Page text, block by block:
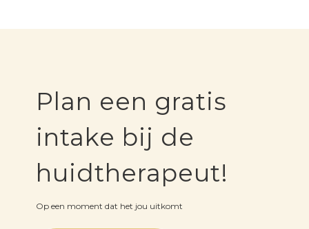
Plan een gratis
intake bij de
huidtherapeut!
Op een moment dat het jou uitkomt